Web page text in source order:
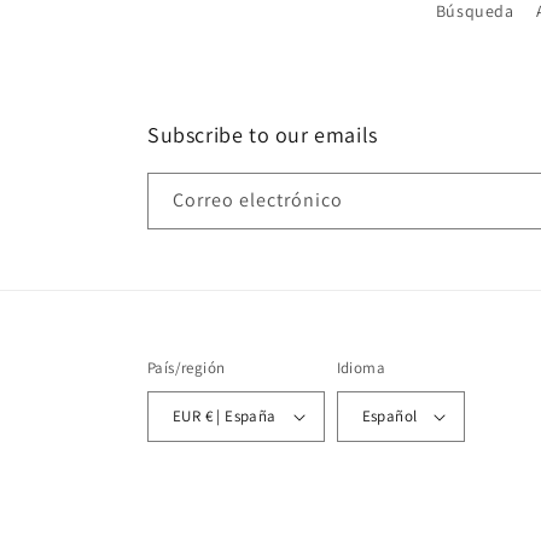
Búsqueda
Subscribe to our emails
Correo electrónico
País/región
EUR € | España
Idioma
Español